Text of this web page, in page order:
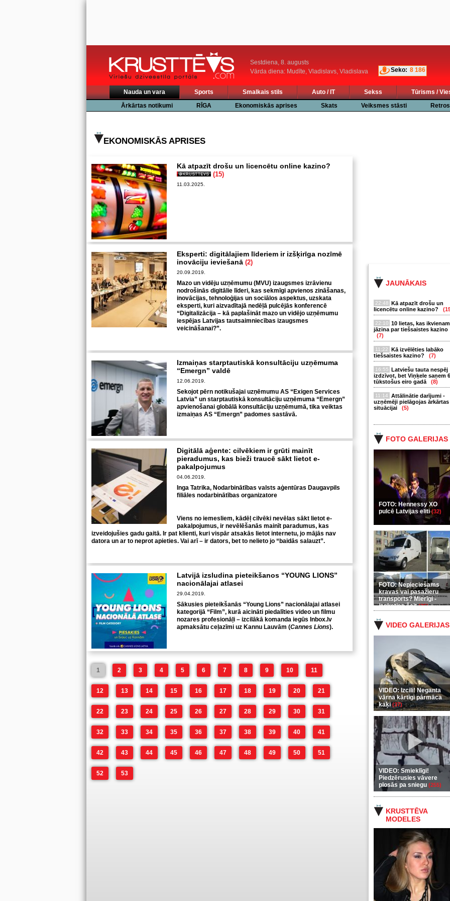
Sestdiena, 8. augusts
Vārda diena: Mudīte, Vladislavs, Vladislava
Seko: 8 186
Nauda un vara Sports Smalkais stils Auto / IT Sekss Tūrisms /
Ārkārtas notikumi
RĪGA Ekonomiskās aprises Skats Veiksmes stāsti
JAUNĀKAIS
22:48 Kā atpazīt drošu un
licencētu online kazino?
22:10 10 lietas, kas ikvienam
jāzina par tiešsaistes kazino
(7)
11:22
Kā izvēlēties labāko
tiešsaistes kazino?
(7)
16:55 Latviešu tauta nespēj
izdzīvot, bet Viņķele saņem
tūkstošus eiro gadā
(8)
11:14
Attālinātie darījumi -
uzņēmēji pielāgojas ārkārtas
situācijai
(5)
FOTO GALERIJAS
FOTO: Hennessy XO
pulcē Latvijas eliti(32)
FOTO: Nepieciešams
kravas vai pasažieru
transports? Mierīgi -
ieskaties šeit(35)
VIDEO GALERIJAS
VIDEO: Izcili! Neganta
vārna kārtīgi pārmāca
kaķi(37)
VIDEO: Smieklīgi!
Piedzērusies vāvere
plosās pa sniegu (255)
KRUSTTĒVA
MODELES
EKONOMISKĀS APRISES
Kā atpazīt drošu un licencētu online kazino?
(15)
11.03.2025.
Eksperti: digitālajiem līderiem ir izšķirīga nozīmē
inovāciju ieviešanā (2)
20.09.2019.
Mazo un vidēju uzņēmumu (MVU) izaugsmes izrāvienu
nodrošinās digitālie līderi, kas sekmīgi apvienos zināšanas,
inovācijas, tehnoloģijas un sociālos aspektus, uzskata
eksperti, kuri aizvadītajā nedēļā pulcējās konferencē
“Digitalizācija – kā paplašināt mazo un vidējo uzņēmumu
iespējas Latvijas tautsaimniecības izaugsmes
veicināšanai?”.
Izmaiņas starptautiskā konsultāciju uzņēmuma
“Emergn” valdē
12.06.2019.
Sekojot pērn notikušajai uzņēmumu AS “Exigen Services
Latvia” un starptautiskā konsultāciju uzņēmuma “Emergn”
apvienošanai globālā konsultāciju uzņēmumā, tika veiktas
izmaiņas AS “Emergn” padomes sastāvā.
Digitālā aģente: cilvēkiem ir grūti mainīt
pieradumus, kas bieži traucē sākt lietot e-
pakalpojumus
04.06.2019.
Inga Tatrika, Nodarbinātības valsts aģentūras Daugavpils
filiāles nodarbinātības organizatore
Viens no iemesliem, kādēļ cilvēki nevēlas sākt lietot e-
pakalpojumus, ir nevēlēšanās mainīt paradumus, kas
izveidojušies gadu gaitā. Ir pat klienti, kuri vispār atsakās lietot internetu, jo mājās nav
datora un ar to neprot apieties. Vai arī – ir dators, bet to nelieto jo “baidās salauzt”.
Latvijā izsludina pieteikšanos “YOUNG LIONS”
nacionālajai atlasei
29.04.2019.
Sākusies pieteikšanās “Young Lions” nacionālajai atlasei
kategorijā “Film”, kurā aicināti piedalīties video un filmu
nozares profesionāļi – izcilākā komanda iegūs Inbox.lv
apmaksātu ceļazīmi uz Kannu Lauvām (Cannes Lions).
1 2 3 4 5 6 7 8 9 10 11
12 13 14 15 16 17 18 19 20 21
22 23 24 25 26 27 28 29 30 31
32 33 34 35 36 37 38 39 40 41
42 43 44 45 46 47 48 49 50 51
52 53